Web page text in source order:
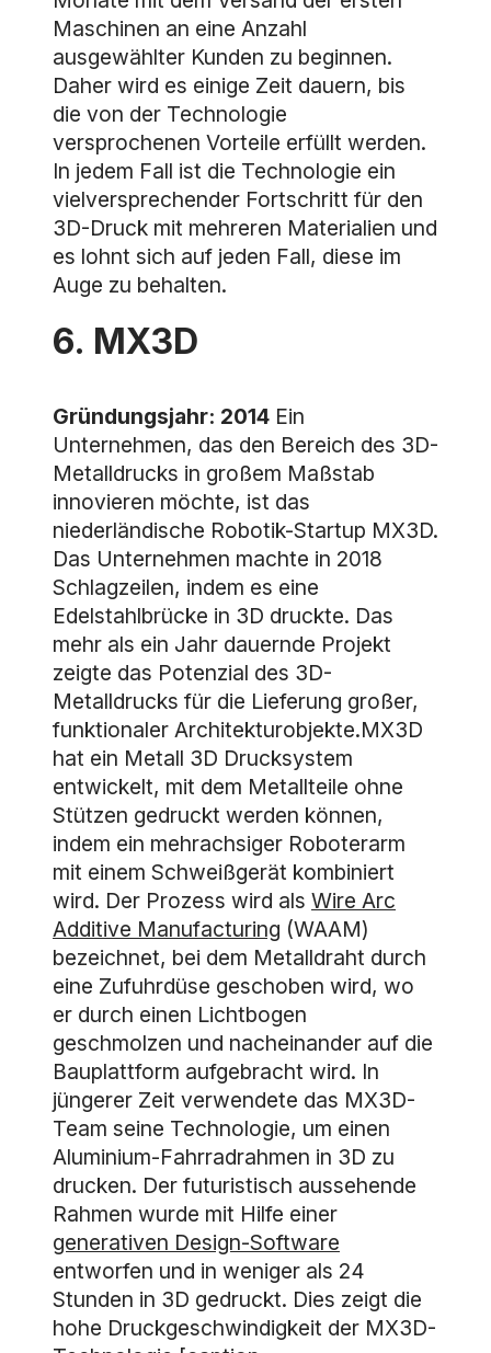
Maschinen an eine Anzahl
ausgewählter Kunden zu beginnen.
Daher wird es einige Zeit dauern, bis
die von der Technologie
versprochenen Vorteile erfüllt werden.
In jedem Fall ist die Technologie ein
vielversprechender Fortschritt für den
3D-Druck mit mehreren Materialien und
es lohnt sich auf jeden Fall, diese im
Auge zu behalten.
6. MX3D
Gründungsjahr: 2014 Ein
Unternehmen, das den Bereich des 3D-
Metalldrucks in großem Maßstab
innovieren möchte, ist das
niederländische Robotik-Startup MX3D.
Das Unternehmen machte in 2018
Schlagzeilen, indem es eine
Edelstahlbrücke in 3D druckte. Das
mehr als ein Jahr dauernde Projekt
zeigte das Potenzial des 3D-
Metalldrucks für die Lieferung großer,
funktionaler Architekturobjekte.MX3D
hat ein Metall 3D Drucksystem
entwickelt, mit dem Metallteile ohne
Stützen gedruckt werden können,
indem ein mehrachsiger Roboterarm
mit einem Schweißgerät kombiniert
wird. Der Prozess wird als Wire Arc
Additive Manufacturing (WAAM)
bezeichnet, bei dem Metalldraht durch
eine Zufuhrdüse geschoben wird, wo
er durch einen Lichtbogen
geschmolzen und nacheinander auf die
Bauplattform aufgebracht wird. In
jüngerer Zeit verwendete das MX3D-
Team seine Technologie, um einen
Aluminium-Fahrradrahmen in 3D zu
drucken. Der futuristisch aussehende
Rahmen wurde mit Hilfe einer
generativen Design-Software
entworfen und in weniger als 24
Stunden in 3D gedruckt. Dies zeigt die
hohe Druckgeschwindigkeit der MX3D-